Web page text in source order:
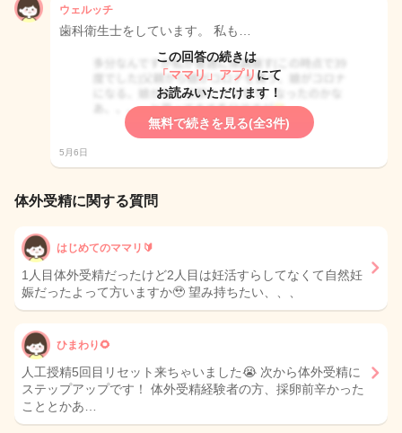
ウェルッチ
歯科衛生士をしています。 私も…
この回答の続きは
「ママリ」アプリ にて
お読みいただけます！
無料で続きを見る(全3件)
5月6日
体外受精に関する質問
はじめてのママリ🔰
1人目体外受精だったけど2人目は妊活すらしてなくて自然妊
娠だったよって方いますか🥹 望み持ちたい、、、
ひまわり🌻
人工授精5回目リセット来ちゃいました😭 次から体外受精に
ステップアップです！ 体外受精経験者の方、採卵前辛かった
こととかあ…